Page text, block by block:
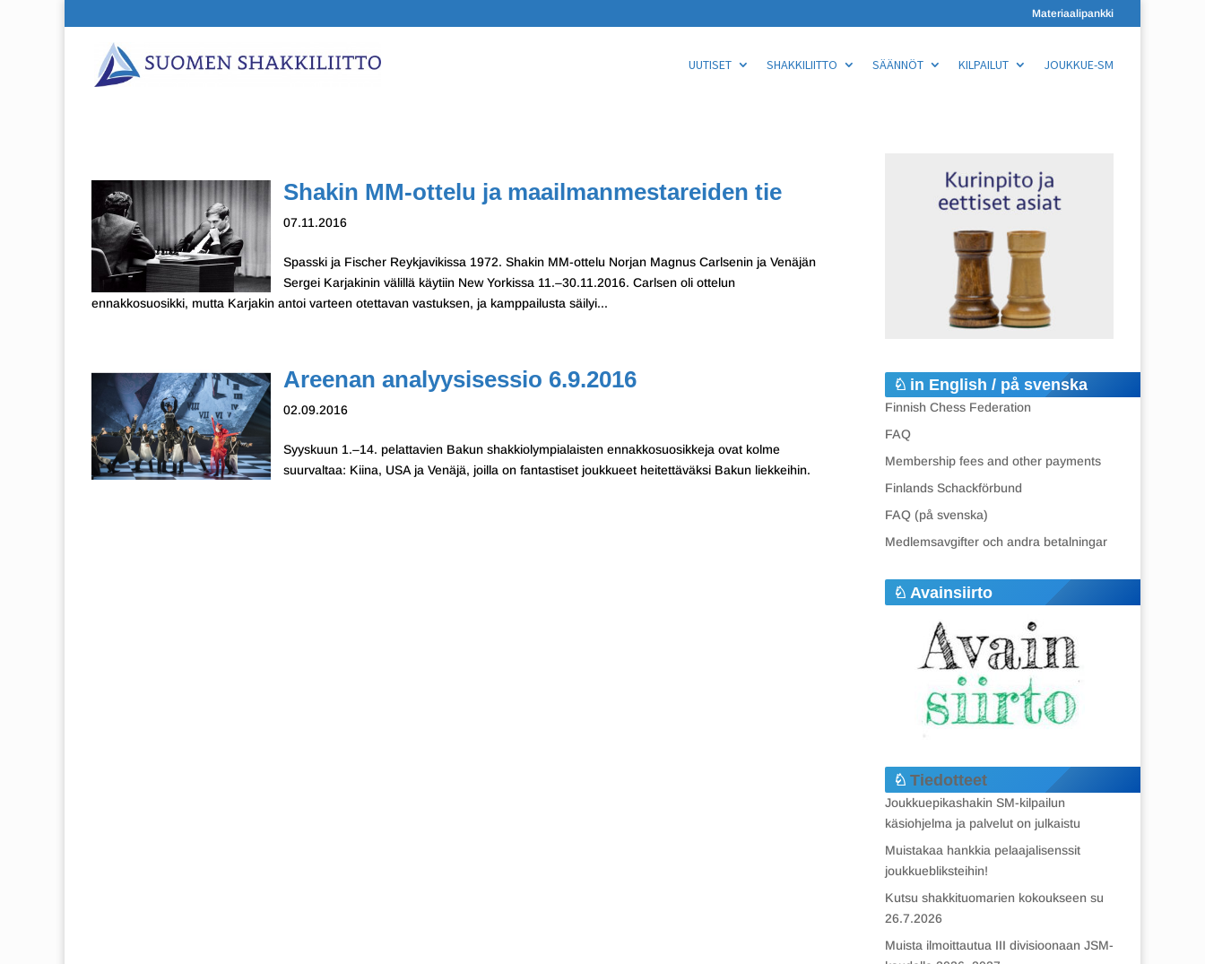
Materiaalipankki
UUTISET SHAKKILIITTO SÄÄNNÖT KILPAILUT JOUKKUE-SM
Shakin MM-ottelu ja maailmanmestareiden tie
07.11.2016
Spasski ja Fischer Reykjavikissa 1972. Shakin MM-ottelu Norjan Magnus Carlsenin ja Venäjän
Sergei Karjakinin välillä käytiin New Yorkissa 11.–30.11.2016. Carlsen oli ottelun
ennakkosuosikki, mutta Karjakin antoi varteen otettavan vastuksen, ja kamppailusta säilyi...
Areenan analyysisessio 6.9.2016
02.09.2016
Syyskuun 1.–14. pelattavien Bakun shakkiolympialaisten ennakkosuosikkeja ovat kolme
suurvaltaa: Kiina, USA ja Venäjä, joilla on fantastiset joukkueet heitettäväksi Bakun liekkeihin.
in English / på svenska
Finnish Chess Federation
FAQ
Membership fees and other payments
Finlands Schackförbund
FAQ (på svenska)
Medlemsavgifter och andra betalningar
Avainsiirto
Tiedotteet
Joukkuepikashakin SM-kilpailun
käsiohjelma ja palvelut on julkaistu
Muistakaa hankkia pelaajalisenssit
joukkuebliksteihin!
Kutsu shakkituomarien kokoukseen su
26.7.2026
Muista ilmoittautua III divisioonaan JSM-